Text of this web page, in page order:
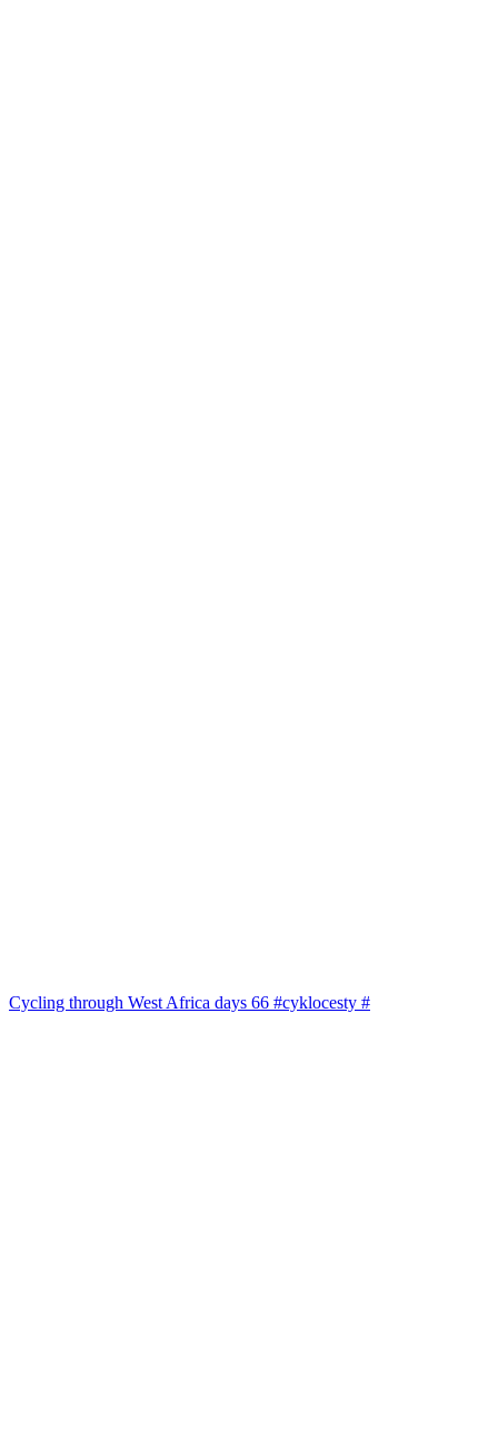
Cycling through West Africa days 66 #cyklocesty #